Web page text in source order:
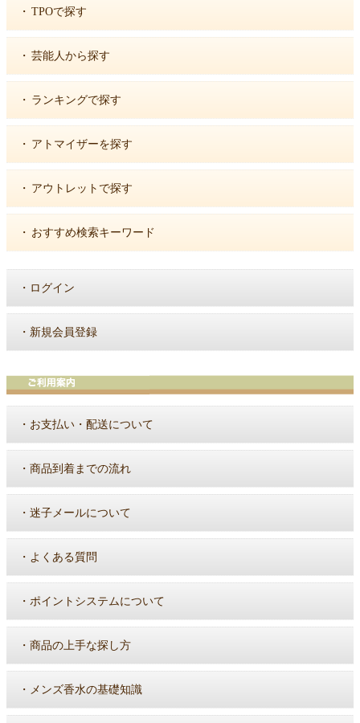
・ TPOで探す
・ 芸能人から探す
・ ランキングで探す
・ アトマイザーを探す
・ アウトレットで探す
・ おすすめ検索キーワード
・ ログイン
・ 新規会員登録
・ お支払い・配送について
・ 商品到着までの流れ
・ 迷子メールについて
・ よくある質問
・ ポイントシステムについて
・ 商品の上手な探し方
・ メンズ香水の基礎知識